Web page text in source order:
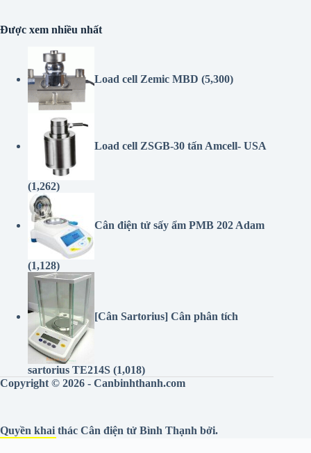
Được xem nhiều nhất
Load cell Zemic MBD (5,300)
Load cell ZSGB-30 tấn Amcell- USA
(1,262)
Cân điện tử sấy ẩm PMB 202 Adam
(1,128)
[Cân Sartorius] Cân phân tích
sartorius TE214S (1,018)
Copyright © 2026 - Canbinhthanh.com
Quyền khai thác Cân điện tử Bình Thạnh bởi.